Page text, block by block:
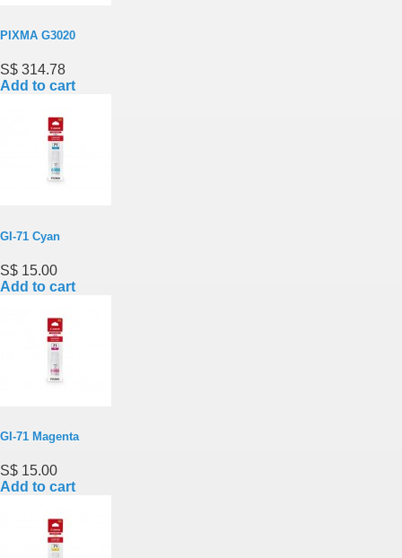
PIXMA G3020
S$ 314.78
Add to cart
GI-71 Cyan
S$ 15.00
Add to cart
GI-71 Magenta
S$ 15.00
Add to cart